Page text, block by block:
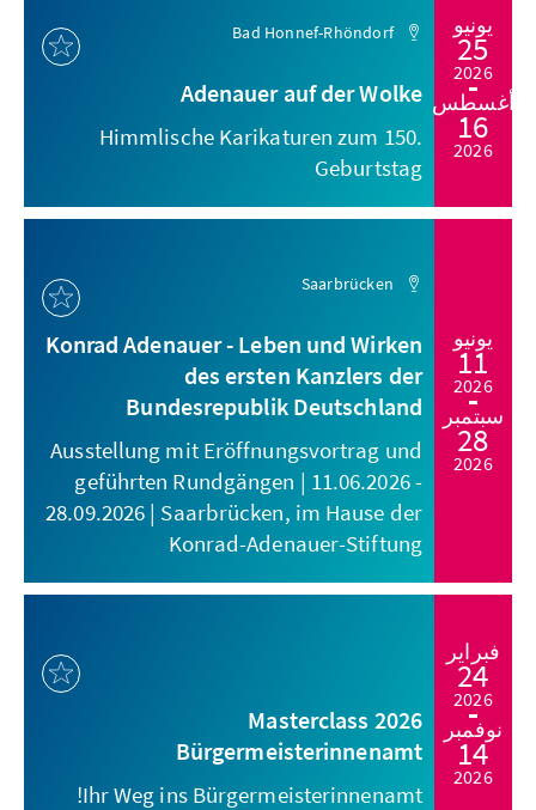
يونيو
25
2026
أغسطس
16
2026
Bad Honnef-Rhöndorf
Adenauer auf der Wolke
Himmlische Karikaturen zum 150.
Geburtstag
يونيو
11
2026
سبتمبر
28
2026
Saarbrücken
Konrad Adenauer - Leben und Wirken
des ersten Kanzlers der
Bundesrepublik Deutschland
Ausstellung mit Eröffnungsvortrag und
geführten Rundgängen | 11.06.2026 -
28.09.2026 | Saarbrücken, im Hause der
Konrad-Adenauer-Stiftung
فبراير
24
2026
نوفمبر
14
2026
Masterclass 2026
Bürgermeisterinnenamt
Ihr Weg ins Bürgermeisterinnenamt!